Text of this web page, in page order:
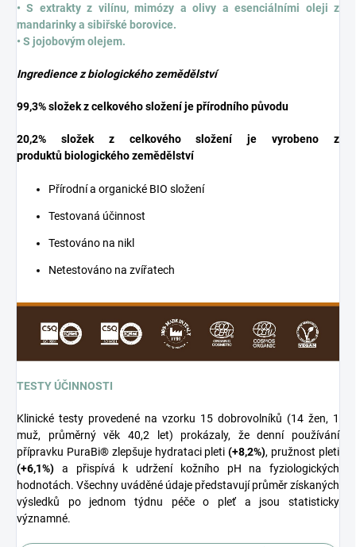
• S extrakty z vilínu, mimózy a olivy a esenciálními oleji z
mandarinky a sibiřské borovice.
• S jojobovým olejem.
Ingredience z biologického zemědělství
99,3% složek z celkového složení je přírodního původu
20,2% složek z celkového složení je vyrobeno z
produktů biologického zemědělství
Přírodní a organické BIO složení
Testovaná účinnost
Testováno na nikl
Netestováno na zvířatech
TESTY ÚČINNOSTI
Klinické testy provedené na vzorku 15 dobrovolníků (14 žen, 1
muž, průměrný věk 40,2 let) prokázaly, že denní používání
přípravku PuraBi® zlepšuje hydrataci pleti(+8,2%), pružnost pleti
(+6,1%) a přispívá k udržení kožního pH na fyziologických
hodnotách. Všechny uváděné údaje představují průměr získaných
výsledků po jednom týdnu péče o pleť a jsou statisticky
významné.